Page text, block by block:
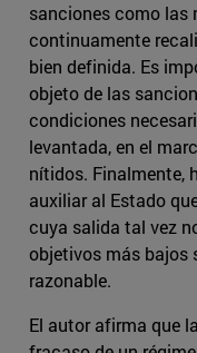
sanciones como las
continuamente
bien definida. Es
objeto de las
condiciones
levantada, en el
nítidos. Finalmente,
auxiliar al Estado
cuya salida tal vez
objetivos más bajos
razonable.
El autor afirma que